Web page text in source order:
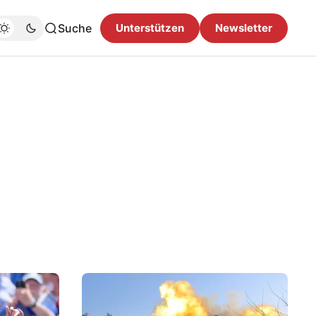
Suche Unterstützen Newsletter